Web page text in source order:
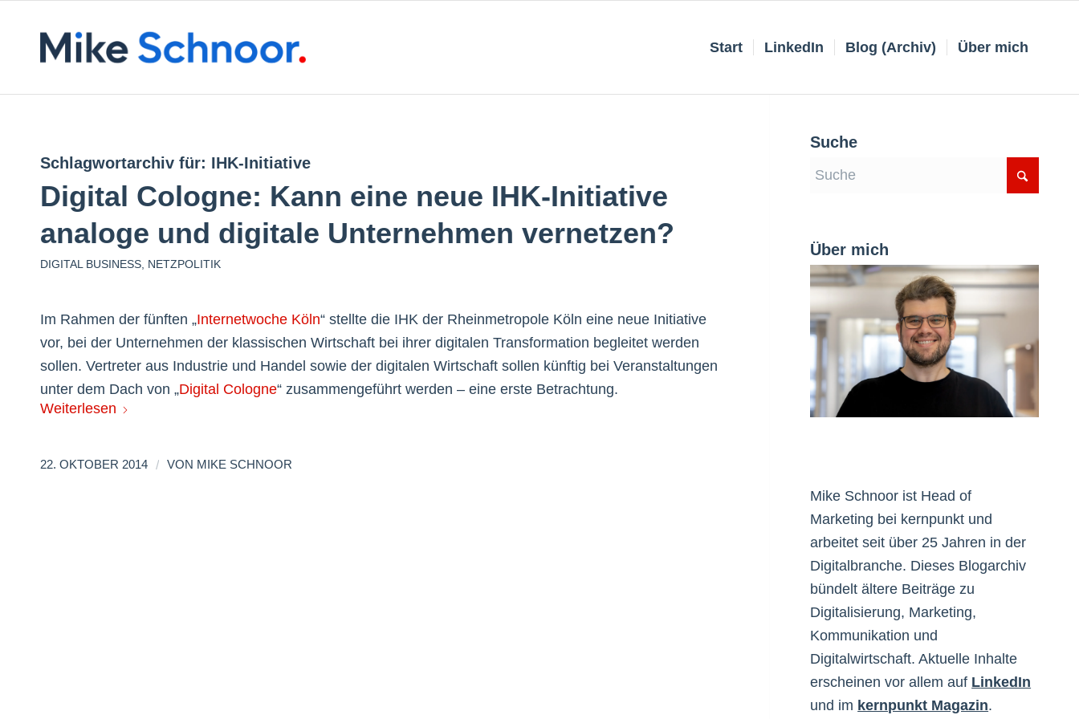
Start LinkedIn Blog (Archiv) Über mich
Schlagwortarchiv für: IHK-Initiative
Digital Cologne: Kann eine neue IHK-Initiative
analoge und digitale Unternehmen vernetzen?
DIGITAL BUSINESS NETZPOLITIK
ï»¿
Im Rahmen der fünften „Internetwoche Köln“ stellte die IHK der Rheinmetropole Köln eine neue Initiative
vor, bei der Unternehmen der klassischen Wirtschaft bei ihrer digitalen Transformation begleitet werden
sollen. Vertreter aus Industrie und Handel sowie der digitalen Wirtschaft sollen künftig bei Veranstaltungen
unter dem Dach von „Digital Cologne“ zusammengeführt werden – eine erste Betrachtung.
Weiterlesen
22. OKTOBER 2014 / VON MIKE SCHNOOR
Suche
Über mich
Mike Schnoor ist Head of
Marketing bei kernpunkt und
arbeitet seit über 25 Jahren in der
Digitalbranche. Dieses Blogarchiv
bündelt ältere Beiträge zu
Digitalisierung, Marketing,
Kommunikation und
Digitalwirtschaft. Aktuelle Inhalte
erscheinen vor allem auf LinkedIn
und im kernpunkt Magazin.